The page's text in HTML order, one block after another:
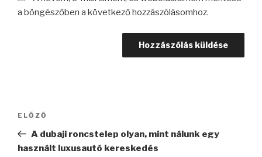
a böngészőben a következő hozzászólásomhoz.
Bejegyzés
Korábbi
bejegyzés
ELŐZŐ
A dubaji roncstelep olyan, mint nálunk egy
használt luxusautó kereskedés